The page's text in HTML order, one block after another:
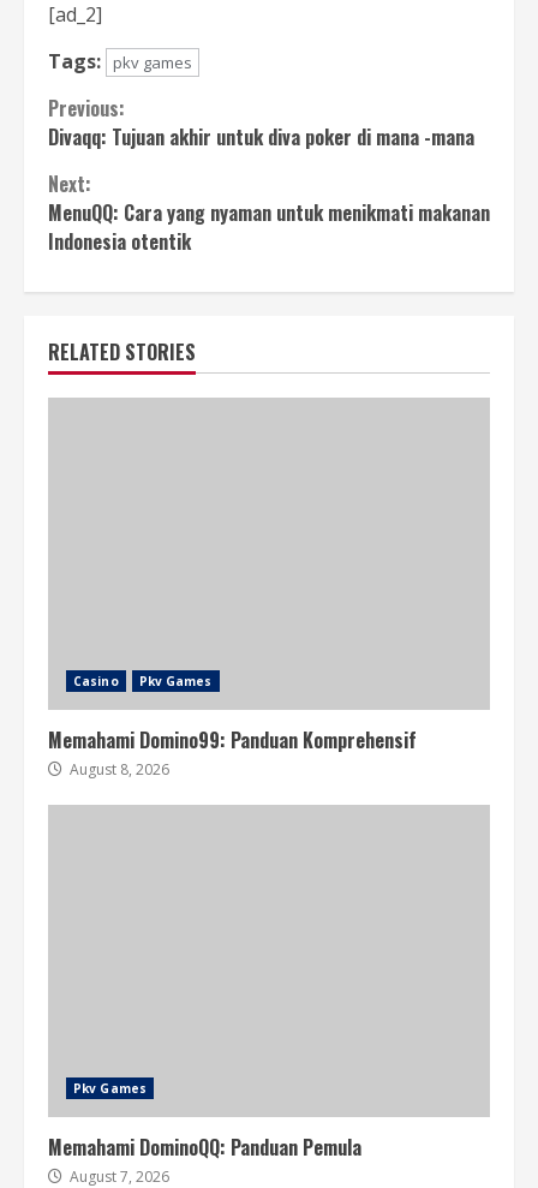
[ad_2]
Tags:
pkv games
Continue
Reading
Previous:
Divaqq: Tujuan akhir untuk diva poker di mana -mana
Next:
MenuQQ: Cara yang nyaman untuk menikmati makanan
Indonesia otentik
RELATED STORIES
Casino Pkv Games
Memahami Domino99: Panduan Komprehensif
August 8, 2026
Pkv Games
Memahami DominoQQ: Panduan Pemula
August 7, 2026